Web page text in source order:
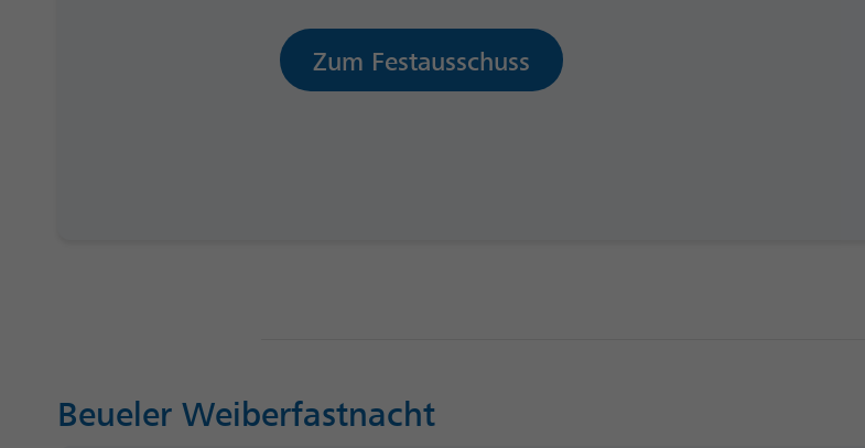
Zum Festausschuss
Beueler Weiberfastnacht